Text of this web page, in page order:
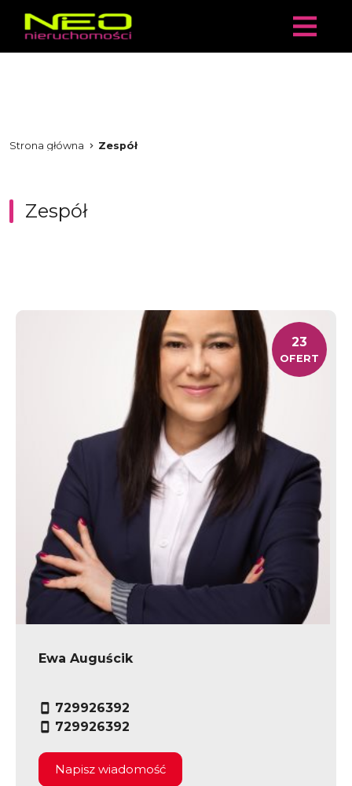
Strona główna Zespół
Zespół
Ewa Auguścik
729926392
729926392
23
OFERT
Napisz wiadomość